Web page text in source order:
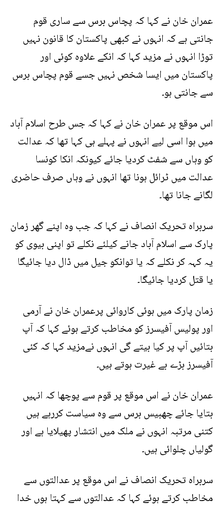
عمران خان نے کہا کہ پچاس برس سے ساری قوم
جانتی ہے کہ انہوں نے کبھی پاکستان کا قانون نہیں
توڑا انہوں نے مزید کہا کہ انکے علاوہ کوئی اور
پاکستان میں ایسا شخص نہیں جسے قوم پچاس برس
سے جانتی ہو۔
اس موقع پر عمران خان نے کہا کہ جس طرح اسلام آباد
میں ہوا اسی لیے انہوں نے پہلے ہی کہا تھا کہ عدالت
کو وہاں سے شفٹ کردیا جائے کیونکہ انکا کونسا
عدالت میں ٹرائل ہونا تھا انہوں نے وہاں صرف حاضری
لگانے جانا تھا۔
سربراہ تحریک انصاف نے کہا کہ جب وہ اپنے گھر زمان
پارک سے اسلام آباد جانے کیلئے نکلے تو اپنی بیوی کو
یہ کہہ کر نکلے کہ یا توانکو جیل میں ڈال دیا جائیگا
یا قتل کردیا جائیگا۔
زمان پارک میں ہوئی کاروائی پرعمران خان نے آرمی
اور پولیس آفیسرز کو مخاطب کرتے ہوئے کہا کہ آپ
بتائیں آپ پر کیا بیتے گی انہوں نےمزید کہا کہ کئی
آفیسرز بڑے بے غیرت ہوتے ہیں۔
عمران خان نے اس موقع پر قوم سے پوچھا کہ انہیں
بتایا جائے چھبیس برس سے وہ سیاست کررہے ہیں
کتنی مرتبہ انہوں نے ملک میں انتشار پھیلایا ہے اور
گولیاں چلوائی ہیں۔
سربراہ تحریک انصاف نے اس موقع پر عدالتوں سے
مخاطب کرتے ہوئے کہا کہ عدالتوں سے کہتا ہوں خدا